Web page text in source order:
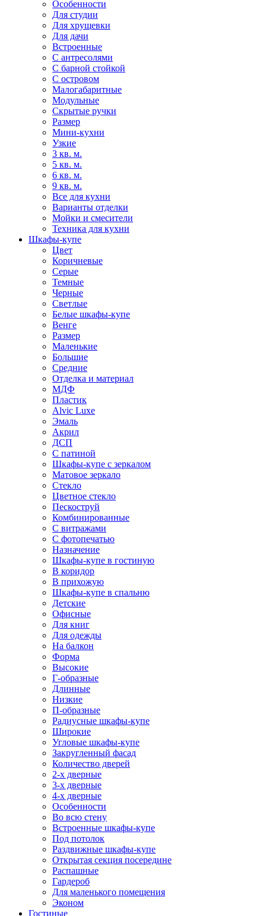
Особенности
Для студии
Для хрущевки
Для дачи
Встроенные
С антресолями
С барной стойкой
С островом
Малогабаритные
Модульные
Скрытые ручки
Размер
Мини-кухни
Узкие
3 кв. м.
5 кв. м.
6 кв. м.
9 кв. м.
Все для кухни
Варианты отделки
Мойки и смесители
Техника для кухни
Шкафы-купе
Цвет
Коричневые
Серые
Темные
Черные
Светлые
Белые шкафы-купе
Венге
Размер
Маленькие
Большие
Средние
Отделка и материал
МДФ
Пластик
Alvic Luxe
Эмаль
Акрил
ДСП
С патиной
Шкафы-купе с зеркалом
Матовое зеркало
Стекло
Цветное стекло
Пескоструй
Комбинированные
С витражами
С фотопечатью
Назначение
Шкафы-купе в гостиную
В коридор
В прихожую
Шкафы-купе в спальню
Детские
Офисные
Для книг
Для одежды
На балкон
Форма
Высокие
Г-образные
Длинные
Низкие
П-образные
Радиусные шкафы-купе
Широкие
Угловые шкафы-купе
Закругленный фасад
Количество дверей
2-х дверные
3-х дверные
4-х дверные
Особенности
Во всю стену
Встроенные шкафы-купе
Под потолок
Раздвижные шкафы-купе
Открытая секция посередине
Распашные
Гардероб
Для маленького помещения
Эконом
Гостиные